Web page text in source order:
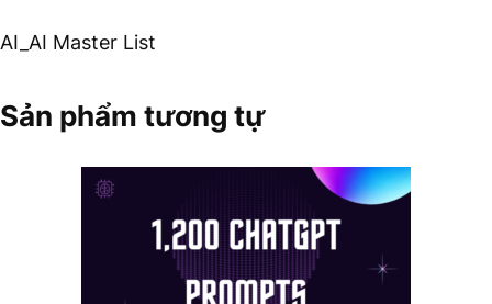
AI_AI Master List
Sản phẩm tương tự